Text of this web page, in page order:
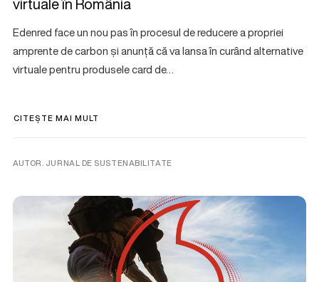
Edenred face un nou pas în procesul de reducere a propriei
amprente de carbon și anunță că va lansa în curând alternative
virtuale pentru produsele card de…
CITEȘTE MAI MULT
AUTOR. JURNAL DE SUSTENABILITATE